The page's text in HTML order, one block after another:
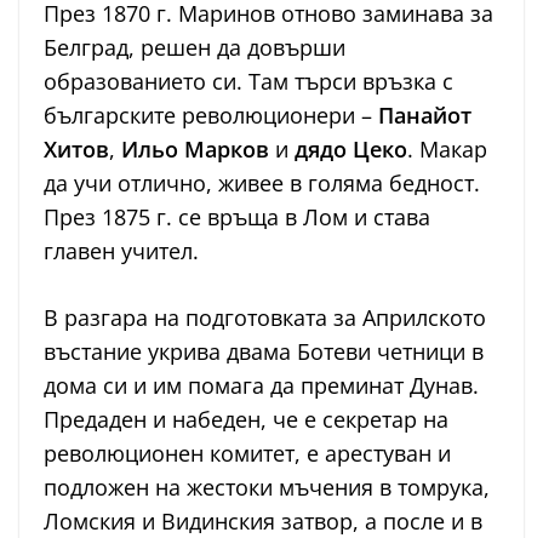
През 1870 г. Маринов отново заминава за
Белград, решен да довърши
образованието си. Там търси връзка с
българските революционери – Панайот
Хитов, Ильо Марков и дядо Цеко. Макар
да учи отлично, живее в голяма бедност.
През 1875 г. се връща в Лом и става
главен учител.
В разгара на подготовката за Априлското
въстание укрива двама Ботеви четници в
дома си и им помага да преминат Дунав.
Предаден и набеден, че е секретар на
революционен комитет, е арестуван и
подложен на жестоки мъчения в томрука,
Ломския и Видинския затвор, а после и в